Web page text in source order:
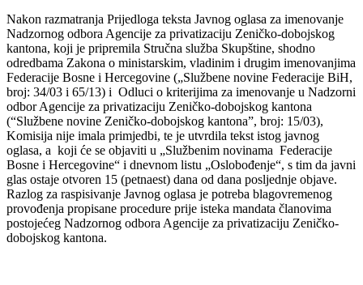
Nakon razmatranja Prijedloga teksta Javnog oglasa za imenovanje
Nadzornog odbora Agencije za privatizaciju Zeničko-dobojskog
kantona, koji je pripremila Stručna služba Skupštine, shodno
odredbama Zakona o ministarskim, vladinim i drugim imenovanjima
Federacije Bosne i Hercegovine („Službene novine Federacije BiH,
broj: 34/03 i 65/13) i Odluci o kriterijima za imenovanje u Nadzorni
odbor Agencije za privatizaciju Zeničko-dobojskog kantona
(“Službene novine Zeničko-dobojskog kantona”, broj: 15/03),
Komisija nije imala primjedbi, te je utvrdila tekst istog javnog
oglasa, a koji će se objaviti u „Službenim novinama Federacije
Bosne i Hercegovine“ i dnevnom listu „Oslobođenje“, s tim da javni
glas ostaje otvoren 15 (petnaest) dana od dana posljednje objave.
Razlog za raspisivanje Javnog oglasa je potreba blagovremenog
provođenja propisane procedure prije isteka mandata članovima
postojećeg Nadzornog odbora Agencije za privatizaciju Zeničko-
dobojskog kantona.